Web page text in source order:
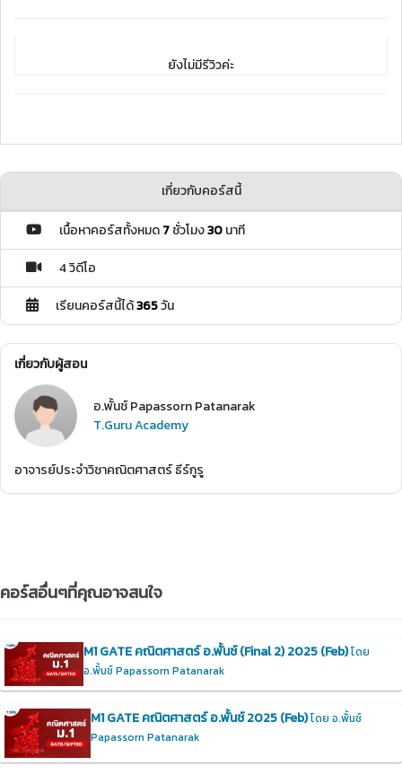
ยังไม่มีรีวิวค่ะ
เกี่ยวกับคอร์สนี้
เนื้อหาคอร์สทั้งหมด7ชั่วโมง30นาที
4 วิดีโอ
เรียนคอร์สนี้ได้365วัน
เกี่ยวกับผู้สอน
อ.พั้นช์ Papassorn Patanarak
T.Guru Academy
อาจารย์ประจำวิชาคณิตศาสตร์ ธีร์กูรู
คอร์สอื่นๆที่คุณอาจสนใจ
M1 GATE คณิตศาสตร์ อ.พั้นช์ (Final 2) 2025 (Feb)โดย
อ.พั้นช์ Papassorn Patanarak
M1 GATE คณิตศาสตร์ อ.พั้นช์ 2025 (Feb)โดย อ.พั้นช์
Papassorn Patanarak